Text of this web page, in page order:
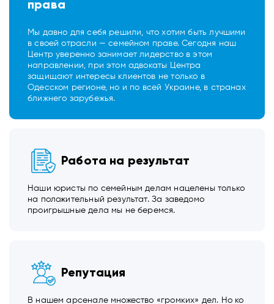
права
Мы давно для себя решили, что хотим быть лучшими
в своей отрасли — семейном праве. Сегодня наш
Центр уверенно занимает лидерство в этом
направлении, при этом адвокаты Центра
защищают интересы клиентов не только в
Одесском регионе, но и по всей Украине, в странах
ближнего зарубежья.
Работа на результат
Наши юристы по семейным делам нацелены только
на положительный результат. За заведомо
проигрышные дела мы не беремся.
Репутация
В нашем арсенале множество «громких» дел. Но ко